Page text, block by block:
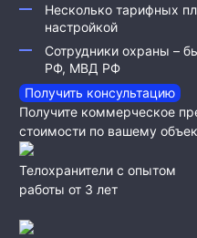
Несколько тарифных
настройкой
Сотрудники охраны –
РФ, МВД РФ
Получить консультацию
Получите коммерческое
стоимости по вашему
Телохранители с опытом
работы от 3 лет